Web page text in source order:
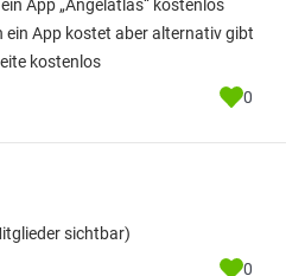
App „Angelatlas“ kostenlos
ein App kostet aber alternativ gibt
kostenlos
0
sichtbar)
0